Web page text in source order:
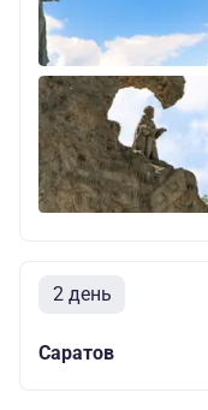
2 день
Саратов